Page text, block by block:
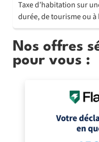
Taxe d’habitation sur
durée, de tourisme ou à
Nos offres
pour vous :